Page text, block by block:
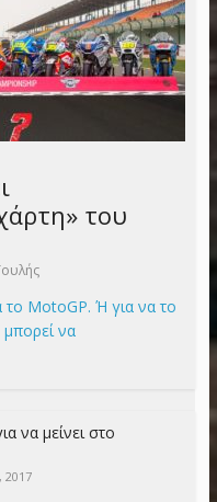
του
το MotoGP. Ή για να το
να
να μείνει στο
2017